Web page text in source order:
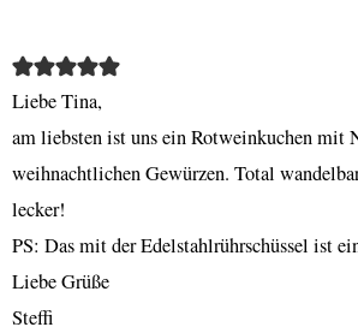
Liebe Tina,
am liebsten ist uns ein Rotweinkuchen mit
weihnachtlichen Gewürzen. Total
lecker!
PS: Das mit der Edelstahlrührschüssel ist
Liebe Grüße
Steffi